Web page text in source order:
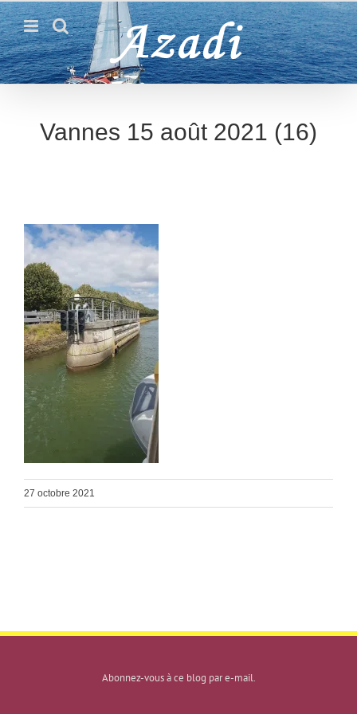
Passer
au
contenu
Vannes 15 août 2021 (16)
27 octobre 2021
Abonnez-vous à ce blog par e-mail.